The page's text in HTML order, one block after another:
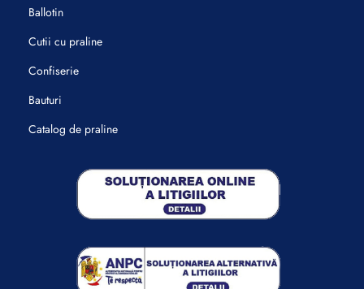
Ballotin
Cutii cu praline
Confiserie
Bauturi
Catalog de praline